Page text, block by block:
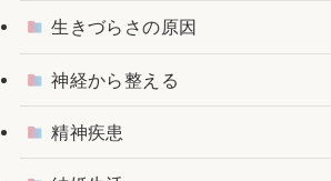
生きづらさの原因
神経から整える
精神疾患